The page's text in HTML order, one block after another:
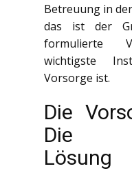
Betreuung in
das ist der
formulierte
wichtigste
Vorsorge ist.
Die
Die
Lösung